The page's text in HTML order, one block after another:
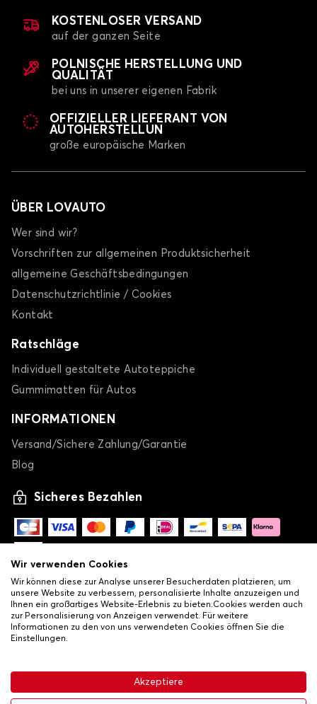
KOSTENLOSER VERSAND
auf der ganzen Seite
POLNISCHE HERSTELLUNG UND
QUALITÄT
bei uns in unserer eigenen Fabrik
OFFIZIELLER LIEFERANT VON
AUTOHERSTELLUN
große europäische Marken
ÜBER LOVAUTO
Wer sind wir?
Vorschriften zur allgemeinen Produktsicherheit
allgemeine Geschäftsbedingungen
Datenschutzrichtlinie / Cookies
Kontakt
Ratschläge
Individuell gestaltete Autoteppiche
Gummimatten für Autos
INFORMATIONEN
Versand/Sichere Zahlung/Garantie
Blog
Sicheres Bezahlen
Allgemeine Verkaufsbedingungen•
Datenschutz- und Cookie-Richtlinie•Livraison
Wir verwenden Cookies
Wir können diese zur Analyse unserer Besucherdaten platzieren, um
unsere Website zu verbessern, personalisierte Inhalte anzuzeigen und
Ihnen ein großartiges Website-Erlebnis zu bieten.Cookies werden auch
zur Personalisierung von Anzeigen verwendet. Für weitere
Informationen zu den von uns verwendeten Cookies öffnen Sie die
Einstellungen.
Akzeptiere